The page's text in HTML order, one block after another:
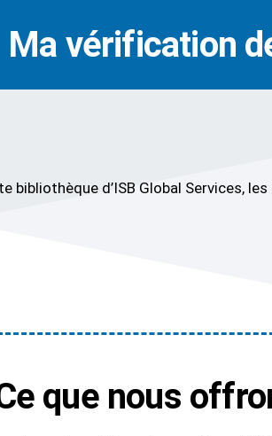
Ma vérification
bibliothèque d’ISB Global Services,
que nous